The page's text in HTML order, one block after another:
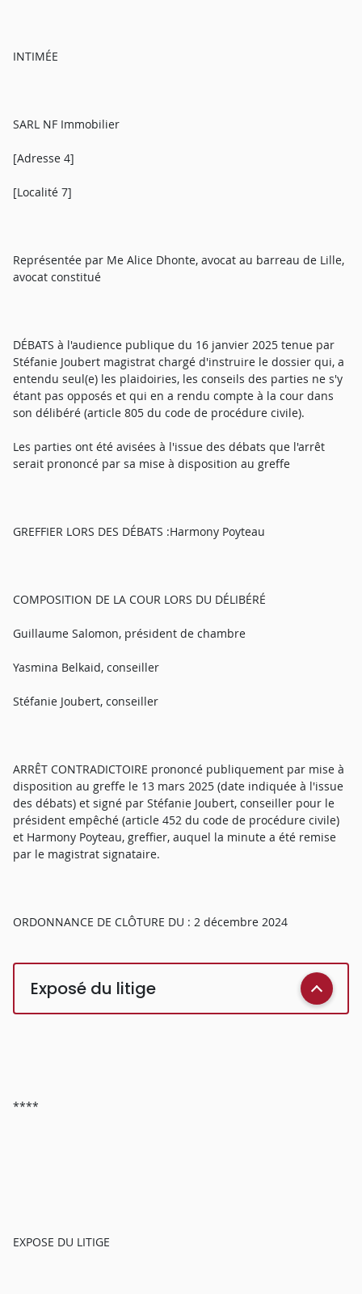
INTIMÉE
SARL NF Immobilier
[Adresse 4]
[Localité 7]
Représentée par Me Alice Dhonte, avocat au barreau de Lille,
avocat constitué
DÉBATS à l'audience publique du 16 janvier 2025 tenue par
Stéfanie Joubert magistrat chargé d'instruire le dossier qui, a
entendu seul(e) les plaidoiries, les conseils des parties ne s'y
étant pas opposés et qui en a rendu compte à la cour dans
son délibéré (article 805 du code de procédure civile).
Les parties ont été avisées à l'issue des débats que l'arrêt
serait prononcé par sa mise à disposition au greffe
GREFFIER LORS DES DÉBATS :Harmony Poyteau
COMPOSITION DE LA COUR LORS DU DÉLIBÉRÉ
Guillaume Salomon, président de chambre
Yasmina Belkaid, conseiller
Stéfanie Joubert, conseiller
ARRÊT CONTRADICTOIRE prononcé publiquement par mise à
disposition au greffe le 13 mars 2025 (date indiquée à l'issue
des débats) et signé par Stéfanie Joubert, conseiller pour le
président empêché (article 452 du code de procédure civile)
et Harmony Poyteau, greffier, auquel la minute a été remise
par le magistrat signataire.
ORDONNANCE DE CLÔTURE DU : 2 décembre 2024
Exposé du litige
****
EXPOSE DU LITIGE